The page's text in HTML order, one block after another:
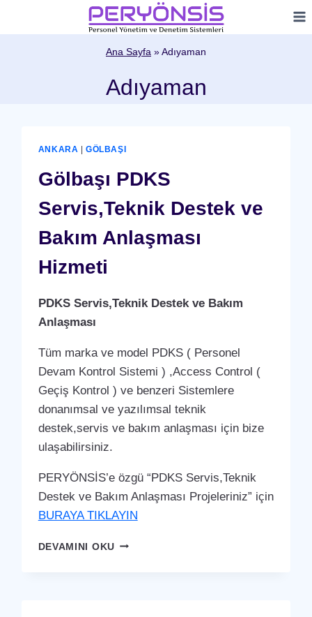
Ana Sayfa »Adıyaman
Adıyaman
ANKARA |GÖLBAŞI
Gölbaşı PDKS
Servis,Teknik Destek ve
Bakım Anlaşması
Hizmeti
PDKS Servis,Teknik Destek ve Bakım
Anlaşması
Tüm marka ve model PDKS ( Personel
Devam Kontrol Sistemi ) ,Access Control (
Geçiş Kontrol ) ve benzeri Sistemlere
donanımsal ve yazılımsal teknik
destek,servis ve bakım anlaşması için bize
ulaşabilirsiniz.
PERYÖNSİS’e özgü “PDKS Servis,Teknik
Destek ve Bakım Anlaşması Projeleriniz” için
BURAYA TIKLAYIN
DEVAMINI OKUGÖLBAŞI